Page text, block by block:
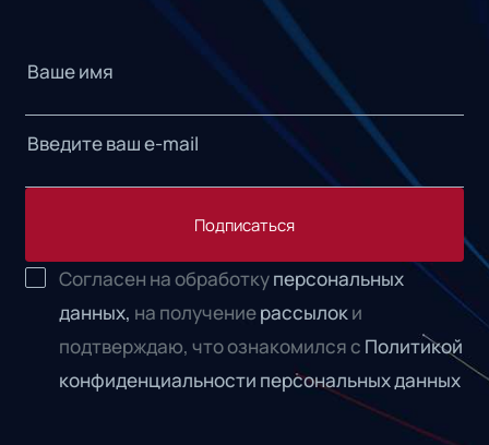
Подписаться
Согласен на обработкуперсональных
данных, на получениерассылоки
подтверждаю, что ознакомился с Политикой
конфиденциальности персональных данных